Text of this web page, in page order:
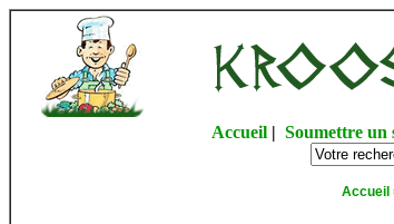
Accueil| Soumettre un
Accueil